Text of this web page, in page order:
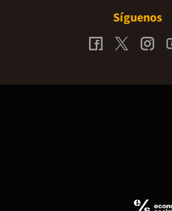
Síguenos